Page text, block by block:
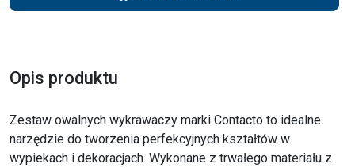
Opis produktu
Zestaw owalnych wykrawaczy marki Contacto to idealne
narzędzie do tworzenia perfekcyjnych kształtów w
wypiekach i dekoracjach. Wykonane z trwałego materiału z